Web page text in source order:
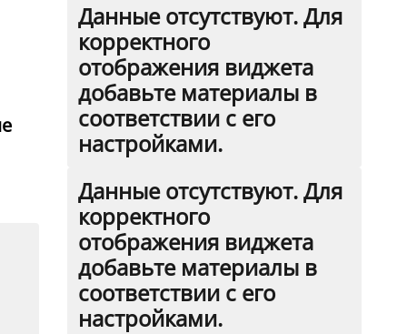
Данные отсутствуют. Для
корректного
отображения виджета
добавьте материалы в
соответствии с его
настройками.
Данные отсутствуют. Для
корректного
отображения виджета
добавьте материалы в
соответствии с его
настройками.